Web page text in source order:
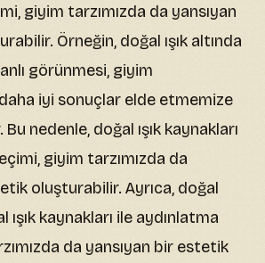
giyim tarzımızda da yansıyan
Örneğin, doğal ışık altında
görünmesi, giyim
iyi sonuçlar elde etmemize
nedenle, doğal ışık kaynakları
giyim tarzımızda da
oluşturabilir. Ayrıca, doğal
ışık kaynakları ile aydınlatma
da yansıyan bir estetik